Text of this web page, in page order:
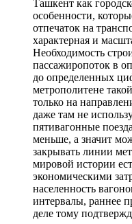
Ташкент как
особенности,
отпечаток на
характерная и
Необходимость
пассажиропоток в
до определенных
метрополитене
только на
даже там не
пятивагонные
меньше, а значит
закрывать линии
мировой истории
экономическими
населенность
интервалы, раннее
деле тому